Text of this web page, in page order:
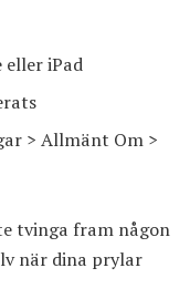
eller iPad
> Allmänt Om >
tvinga fram någon
när dina prylar